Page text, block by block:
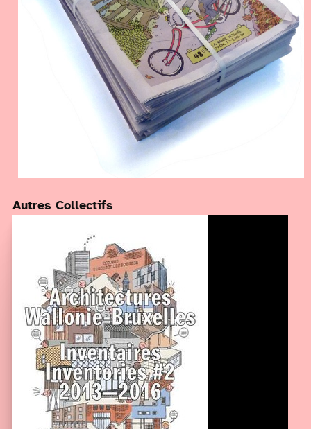
Autres Collectifs